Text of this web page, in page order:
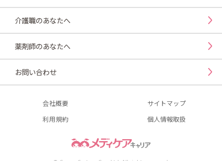
介護職のあなたへ
薬剤師のあなたへ
お問い合わせ
会社概要
サイトマップ
利用規約
個人情報取扱